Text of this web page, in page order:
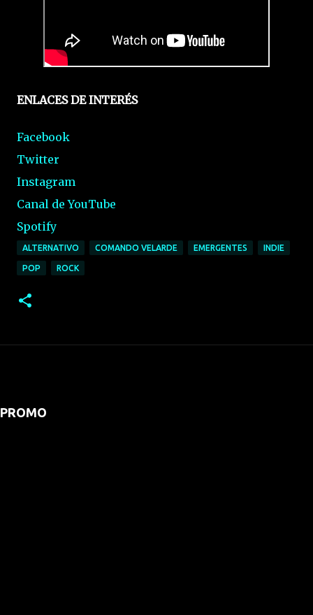
ENLACES DE INTERÉS
Facebook
Twitter
Instagram
Canal de YouTube
Spotify
ALTERNATIVO COMANDO VELARDE EMERGENTES INDIE
POP ROCK
PROMO